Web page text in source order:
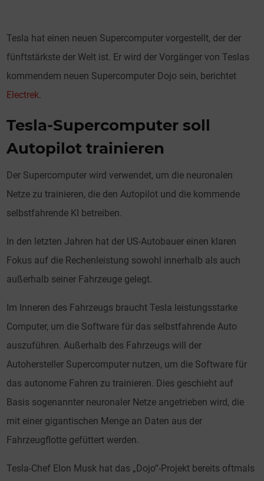
Tesla hat einen neuen Supercomputer vorgestellt, der der
fünftstärkste der Welt ist. Er wird der Vorgänger von Teslas
kommendem neuen Supercomputer Dojo sein, berichtet
Electrek.
Tesla-Supercomputer soll
Autopilot trainieren
Der Supercomputer wird verwendet, um die neuronalen
Netze zu trainieren, die den Autopilot und die kommende
selbstfahrende KI betreiben.
In den letzten Jahren hat der US-Autobauer einen klaren
Fokus auf die Rechenleistung sowohl innerhalb als auch
außerhalb seiner Fahrzeuge gelegt.
Im Inneren des Fahrzeugs braucht Tesla leistungsstarke
Computer, um die Software für das selbstfahrende Auto
auszuführen. Außerhalb des Fahrzeugs will der
Autohersteller Supercomputer nutzen, um die Software für
das autonome Fahren zu trainieren. Dies geschieht auf
Basis sogenannter neuronaler Netze angetrieben wird, die
mit einer gigantischen Menge an Daten aus der
Fahrzeugflotte gefüttert werden.
Tesla-Chef Elon Musk hat das „Dojo“-Projekt bereits oftmals